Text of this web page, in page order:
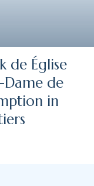
de Église
de
in